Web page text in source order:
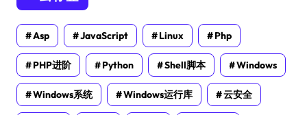
Asp JavaScript Linux Php
PHP进阶 Python Shell脚本 Windows
Windows系统 Windows运行库 云安全